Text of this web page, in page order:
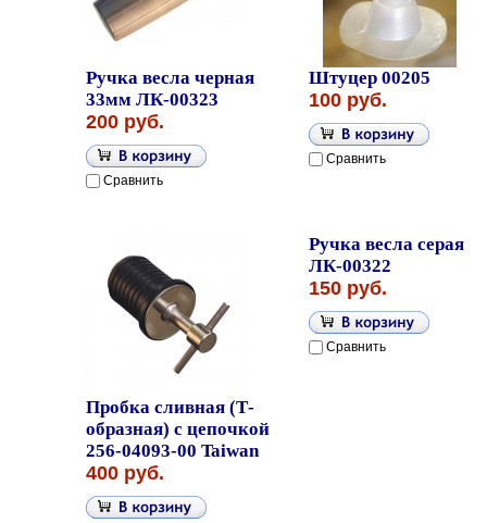
Ручка весла черная
33мм ЛК-00323
200 руб.
Сравнить
Штуцер 00205
100 руб.
Сравнить
Пробка сливная (Т-
образная) с цепочкой
256-04093-00 Taiwan
400 руб.
Ручка весла серая
ЛК-00322
150 руб.
Сравнить